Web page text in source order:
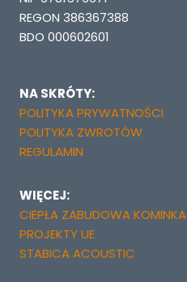
REGON 386367388
BDO 000602601
NA SKRÓTY:
POLITYKA PRYWATNOŚCI
POLITYKA ZWROTÓW
REGULAMIN
WIĘCEJ:
CIEPŁA ZABUDOWA KOMINKA
PROJEKTY UE
STABICA ACOUSTIC